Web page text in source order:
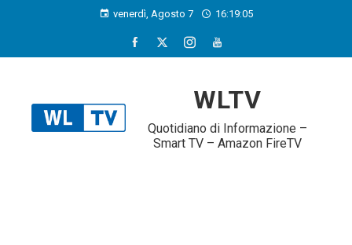
venerdì, Agosto 7 16:19:06
WLTV
Quotidiano di Informazione –
Smart TV – Amazon FireTV